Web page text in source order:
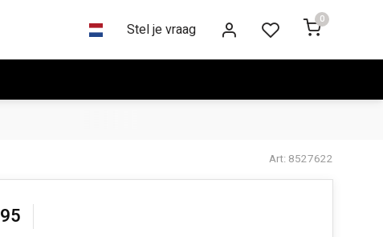
Stel je vraag
0
Art: 8527622